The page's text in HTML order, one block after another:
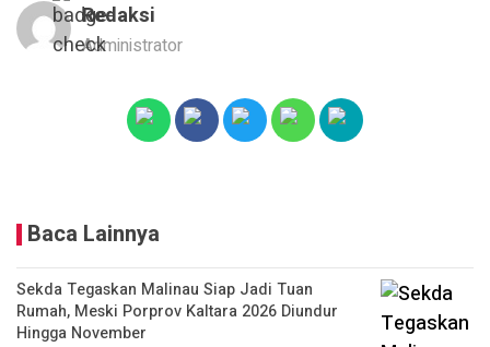
Redaksi
Administrator
Baca Lainnya
Sekda Tegaskan Malinau Siap Jadi Tuan
Rumah, Meski Porprov Kaltara 2026 Diundur
Hingga November